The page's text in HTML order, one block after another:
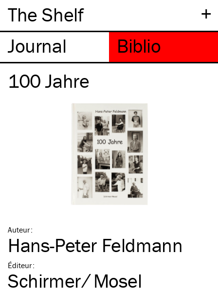
+
The Shelf
100 Jahre
Auteur:
Hans-Peter Feldmann
Éditeur:
Schirmer ⁄ Mosel